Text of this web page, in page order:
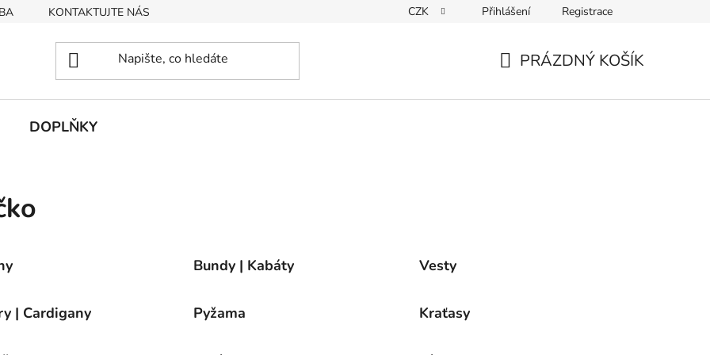
KONTAKTUJTE NÁS Podmínky ochrany osobních údajů
CZK Přihlášení Registrace
PRÁZDNÝ KOŠÍK
DOPLŇKY
Bundy | Kabáty Vesty
| Cardigany Pyžama Kraťasy